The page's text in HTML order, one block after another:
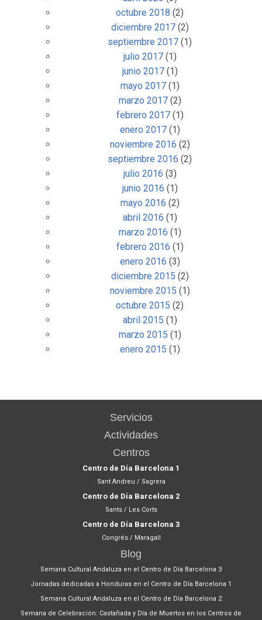
octubre 2018 (2)
diciembre 2017(2)
septiembre 2017 (1)
julio 2017(1)
junio 2017(1)
mayo 2017(1)
marzo 2017(2)
febrero 2017(1)
enero 2017(1)
noviembre 2016 (2)
septiembre 2016 (2)
julio 2016 (3)
junio 2016 (1)
mayo 2016 (2)
abril 2016 (1)
marzo 2016 (1)
febrero 2016 (1)
enero 2016 (3)
diciembre 2015 (2)
noviembre 2015 (1)
octubre 2015 (2)
abril 2015 (1)
marzo 2015 (1)
enero 2015 (1)
Servicios
Actividades
Centros
Centro de Día Barcelona 1
Sant Andreu / Sagrera
Centro de Día Barcelona 2
Sants / Les Corts
Centro de Día Barcelona 3
Congrés / Maragall
Blog
Semana Cultural Andaluza en el Centro de Día Barcelona 3
Jornadas dedicadas a Honduras en el Centro de Día Barcelona 1
Semana Cultural Andaluza en el Centro de Día Barcelona 2
Semana de Celebración: Castañada y Día de Muertos en los Centros de